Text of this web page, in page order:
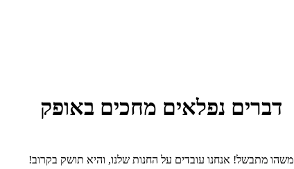
דברים נפלאים מחכים באופק
משהו מתבשל! אנחנו עובדים על החנות שלנו, והיא תושק בקרוב!